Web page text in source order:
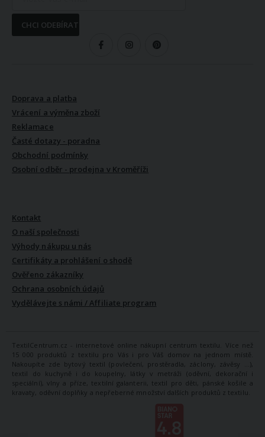
CHCI ODEBÍRAT
Doprava a platba
Vrácení a výměna zboží
Reklamace
Časté dotazy - poradna
Obchodní podmínky
Osobní odběr - prodejna v Kroměříži
Kontakt
O naší společnosti
Výhody nákupu u nás
Certifikáty a prohlášení o shodě
Ověřeno zákazníky
Ochrana osobních údajů
Vydělávejte s námi / Affiliate program
TextilCentrum.cz - internetové online nákupní centrum textilu. Více než
15 000 produktů z textilu pro Vás i pro Váš domov na jednom místě.
Nakoupíte zde bytový textil (povlečení, prostěradla, záclony, závěsy ...),
textil do kuchyně i do koupelny, látky v metráži (oděvní, dekorační i
speciální), vlny a příze, textilní galanterii, textil pro děti, pánské košile a
kravaty, oděvní doplňky a nepřeberné množství dalších produktů z textilu.